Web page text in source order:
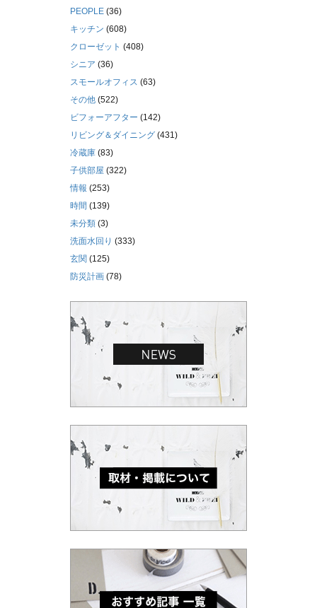
PEOPLE (36)
キッチン (608)
クローゼット (408)
シニア (36)
スモールオフィス (63)
その他 (522)
ビフォーアフター (142)
リビング＆ダイニング (431)
冷蔵庫 (83)
子供部屋 (322)
情報 (253)
時間 (139)
未分類 (3)
洗面水回り (333)
玄関 (125)
防災計画 (78)